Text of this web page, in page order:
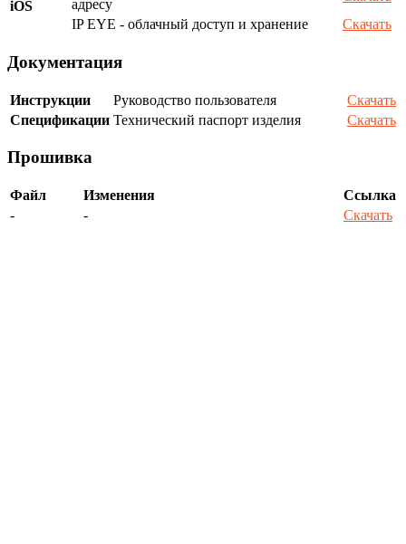
iOS
адресу
IP EYE - облачный доступ и хранение
Скачать
Документация
Инструкции Руководство пользователя
Скачать
Спецификации Технический паспорт изделия Скачать
Прошивка
Файл Изменения
Ссылка
-
- Скачать